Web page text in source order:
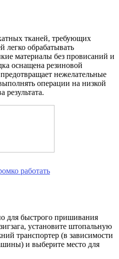
тканей, требующих
легко обрабатывать
материалы без провисаний и
оснащена резиновой
нежелательные
операции на низкой
результата.
работать
для быстрого пришивания
установите штопальную
транспортер (в зависимости
и выберите место для